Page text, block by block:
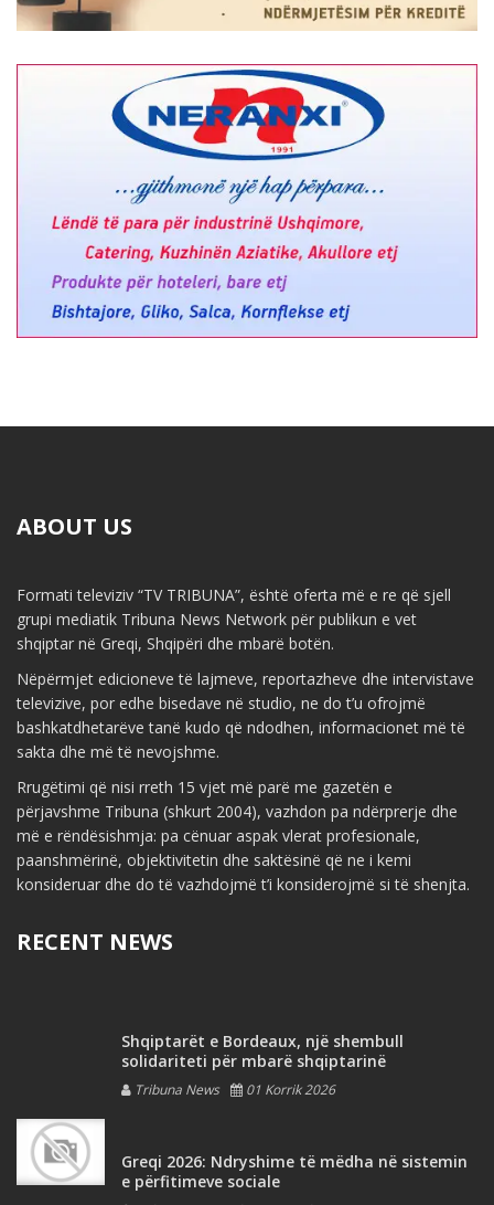
ABOUT US
Formati televiziv “TV TRIBUNA”, është oferta më e re që sjell
grupi mediatik Tribuna News Network për publikun e vet
shqiptar në Greqi, Shqipëri dhe mbarë botën.
Nëpërmjet edicioneve të lajmeve, reportazheve dhe intervistave
televizive, por edhe bisedave në studio, ne do t’u ofrojmë
bashkatdhetarëve tanë kudo që ndodhen, informacionet më të
sakta dhe më të nevojshme.
Rrugëtimi që nisi rreth 15 vjet më parë me gazetën e
përjavshme Tribuna (shkurt 2004), vazhdon pa ndërprerje dhe
më e rëndësishmja: pa cënuar aspak vlerat profesionale,
paanshmërinë, objektivitetin dhe saktësinë që ne i kemi
konsideruar dhe do të vazhdojmë t’i konsiderojmë si të shenjta.
RECENT NEWS
Shqiptarët e Bordeaux, një shembull
solidariteti për mbarë shqiptarinë
Tribuna News 01 Korrik 2026
Greqi 2026: Ndryshime të mëdha në sistemin
e përfitimeve sociale